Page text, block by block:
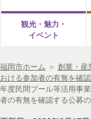
観光・魅力・
イベント
福岡市ホーム ＞ 創業・産
おける参加者の有無を確
年度民間プール等活用事
者の有無を確認する公募